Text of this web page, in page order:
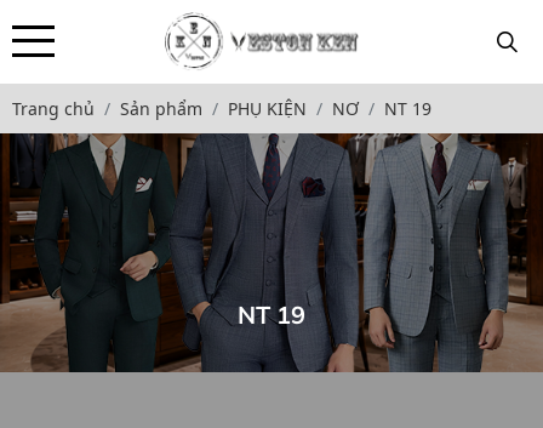
Trang chủ Sản phẩm PHỤ KIỆN NƠ NT 19
NT 19